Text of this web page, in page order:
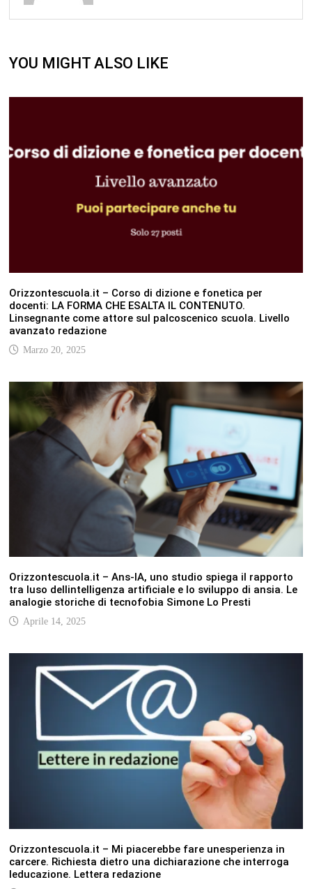
YOU MIGHT ALSO LIKE
Orizzontescuola.it – Corso di dizione e fonetica per
docenti: LA FORMA CHE ESALTA IL CONTENUTO.
Linsegnante come attore sul palcoscenico scuola. Livello
avanzato redazione
Marzo 20, 2025
Orizzontescuola.it – Ans-IA, uno studio spiega il rapporto
tra luso dellintelligenza artificiale e lo sviluppo di ansia. Le
analogie storiche di tecnofobia Simone Lo Presti
Aprile 14, 2025
Orizzontescuola.it – Mi piacerebbe fare unesperienza in
carcere. Richiesta dietro una dichiarazione che interroga
leducazione. Lettera redazione